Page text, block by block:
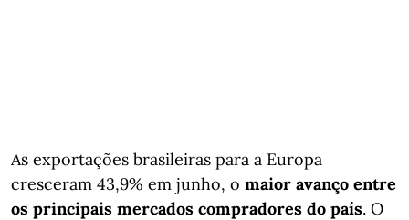
As exportações brasileiras para a Europa
cresceram 43,9% em junho, o maior avanço entre
os principais mercados compradores do país. O